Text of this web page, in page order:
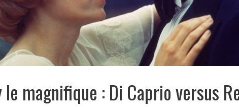
le magnifique : Di Caprio versus